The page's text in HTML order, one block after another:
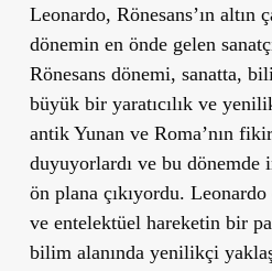
Leonardo, Rönesans’ın altın
dönemin en önde gelen
Rönesans dönemi, sanatta,
büyük bir yaratıcılık ve
antik Yunan ve Roma’nın
duyuyorlardı ve bu dönemde
ön plana çıkıyordu.
ve entelektüel hareketin bir
bilim alanında yenilikçi